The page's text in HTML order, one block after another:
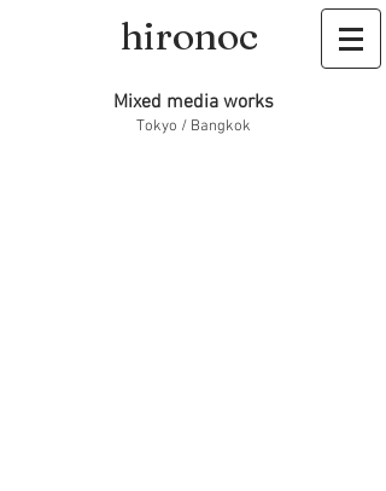
hironoc
Mixed media works
Tokyo / Bangkok